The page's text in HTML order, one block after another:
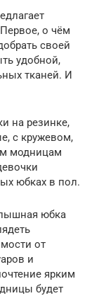
о чём
своей
удобной,
тканей. И
на резинке,
с кружевом,
модницам
юбках в пол.
юбка
от
и
ярким
будет